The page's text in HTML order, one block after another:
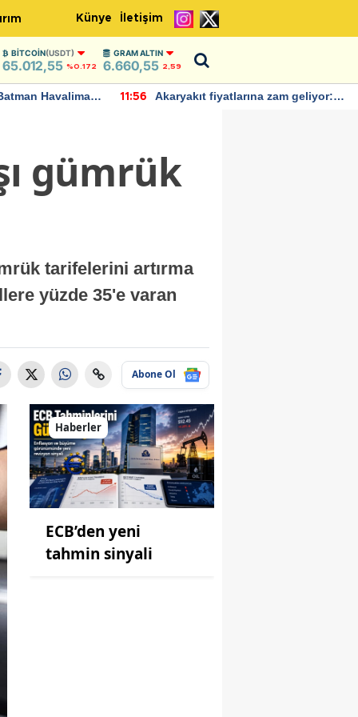
Künye İletişim
BITCOIN(USDT)
65.012,55 %0.172
GRAM ALTIN
6.660,55 2,59
Havalimanı
11:56
Akaryakıt fiyatlarına zam geliyor:
gümrük
tarifelerini artırma
yüzde 35'e varan
Abone Ol
Haberler
ECB’den yeni
tahmin sinyali